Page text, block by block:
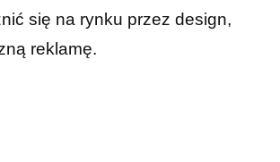
się na rynku przez design,
reklamę.